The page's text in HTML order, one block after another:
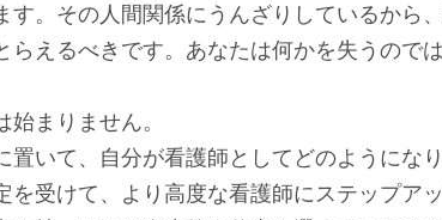
。その人間関係にうんざりしているから
えるべきです。あなたは何かを失うので
まりません。
いて、自分が看護師としてどのようにな
受けて、より高度な看護師にステップア